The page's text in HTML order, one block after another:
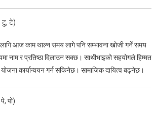
टु, टे)
आज काम थाल्न समय लागे पनि सम्भावना खोजी गर्ने समय
नाम र प्रतिष्ठा दिलाउन सक्छ। साथीभाइको सहयोगले हिम्मत
कार्यान्वयन गर्न सकिनेछ। सामाजिक दायित्व बढ्नेछ।
पो)